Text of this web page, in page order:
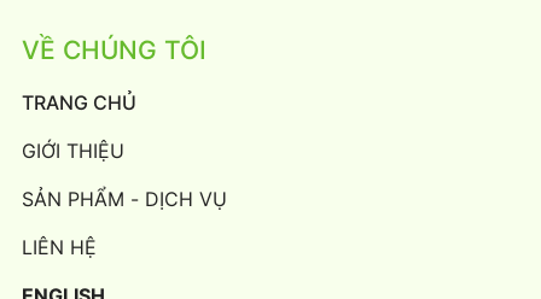
VỀ CHÚNG TÔI
TRANG CHỦ
GIỚI THIỆU
SẢN PHẨM - DỊCH VỤ
LIÊN HỆ